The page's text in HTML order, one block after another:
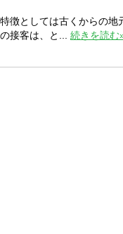
徴としては古くからの地
接客は、と... 続きを読む